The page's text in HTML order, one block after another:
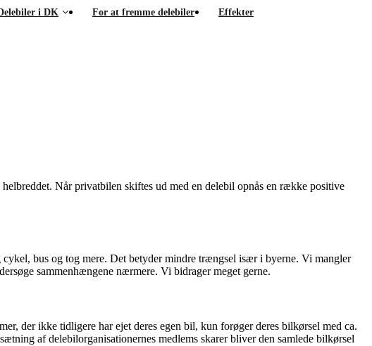
i DK For at fremme delebiler
Effekter
Når privatbilen skiftes ud med en delebil opnås en række positive
bus og tog mere. Det betyder mindre trængsel især i byerne. Vi mangler
sammenhængene nærmere. Vi bidrager meget gerne.
der ikke tidligere har ejet deres egen bil, kun forøger deres bilkørsel med ca.
af delebilorganisationernes medlems skarer bliver den samlede bilkørsel